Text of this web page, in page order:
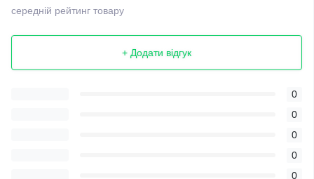
середній рейтинг товару
+ Додати відгук
0
0
0
0
0